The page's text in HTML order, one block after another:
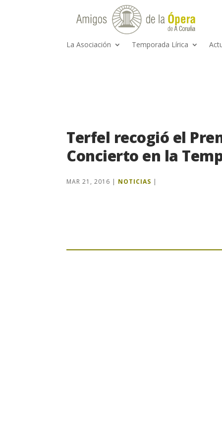
La Asociación Temporada Lírica
Terfel recogió el
Concierto en la
MAR 21, 2016 | NOTICIAS |